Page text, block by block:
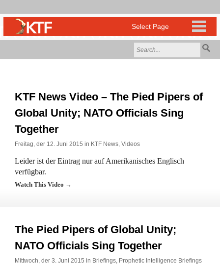
KTF News Video – The Pied Pipers of
Global Unity; NATO Officials Sing
Together
Freitag, der 12. Juni 2015 in KTF News, Videos
Leider ist der Eintrag nur auf Amerikanisches Englisch
verfügbar.
Watch This Video →
The Pied Pipers of Global Unity;
NATO Officials Sing Together
Mittwoch, der 3. Juni 2015 in Briefings, Prophetic Intelligence Briefings